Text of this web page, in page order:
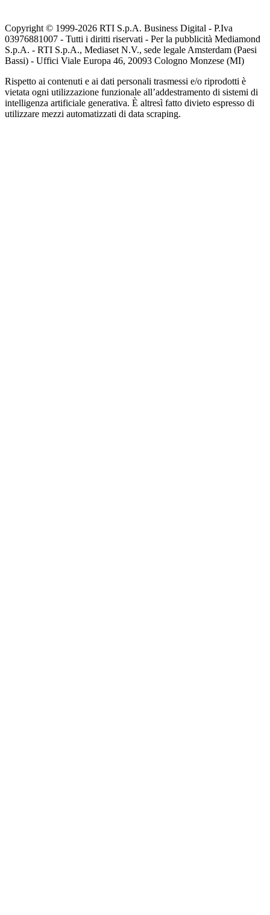
Copyright © 1999-2026 RTI S.p.A. Business Digital - P.Iva
03976881007 - Tutti i diritti riservati - Per la pubblicità Mediamond
S.p.A. - RTI S.p.A., Mediaset N.V., sede legale Amsterdam (Paesi
Bassi) - Uffici Viale Europa 46, 20093 Cologno Monzese (MI)
Rispetto ai contenuti e ai dati personali trasmessi e/o riprodotti è
vietata ogni utilizzazione funzionale all’addestramento di sistemi di
intelligenza artificiale generativa. È altresì fatto divieto espresso di
utilizzare mezzi automatizzati di data scraping.